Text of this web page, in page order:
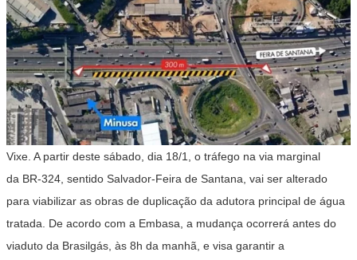
Vixe. A partir deste sábado, dia 18/1, o tráfego na via marginal
da BR-324, sentido Salvador-Feira de Santana, vai ser alterado
para viabilizar as obras de duplicação da adutora principal de água
tratada. De acordo com a Embasa, a mudança ocorrerá antes do
viaduto da Brasilgás, às 8h da manhã, e visa garantir a